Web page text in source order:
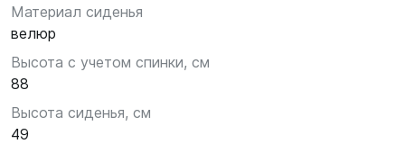
Материал сиденья
велюр
Высота с учетом спинки, см
88
Высота сиденья, см
49